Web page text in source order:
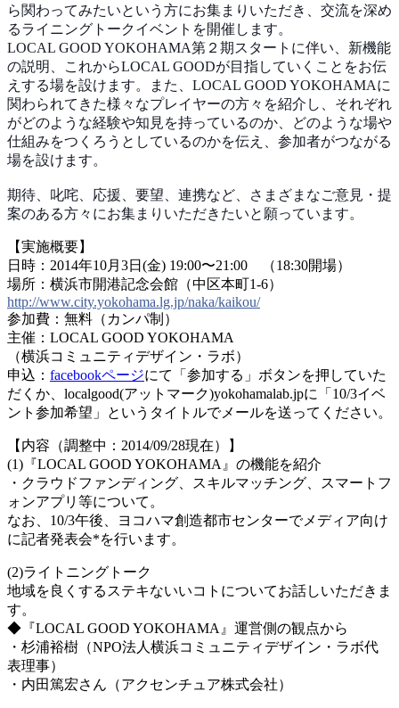
ら関わってみたいという方にお集まりいただき、交流を深め
るライニングトークイベントを開催します。
LOCAL GOOD YOKOHAMA第２期スタートに伴い、新機能
の説明、
これからLOCAL GOODが目指していくことをお伝
えする場を設けます。
また、LOCAL GOOD YOKOHAMAに
関わられてきた様々なプレイヤーの方々を紹介し、それぞれ
がどのような経験や知見を持っているのか、どのような場や
仕組みをつくろうとしているのかを伝え、参加者がつながる
場を設けます。
期待、叱咤、応援、要望、連携など、さまざまなご意見・ 提
案のある方々にお集まりいただきたいと願っています。
【実施概要】
日時：2014年10月3日(金) 19:00〜21:00 （18:30開場）
場所：横浜市開港記念会館（中区本町1-6）
http://www.city.yokohama.lg.jp/naka/kaikou/
参加費：無料（カンパ制）
主催：LOCAL GOOD YOKOHAMA
（横浜コミュニティデザイン・ラボ）
申込： facebookページにて「参加する」ボタンを押していた
だく か、localgood(アットマーク)yokohamalab.jpに「10/3イベ
ント参加希望」というタイトルでメールを送ってください。
【内容（調整中：2014/09/28現在）】
(1)『LOCAL GOOD YOKOHAMA』の機能を紹介
・クラウドファンディング、スキルマッチング、スマート フ
ォンアプリ等について。
なお、10/3午後、ヨコハマ創造都市センターでメディア向け
に記者発表会*を行います。
(2)ライトニングトーク
地域を良くするステキないいコトについてお話しいただき ま
す。
◆『LOCAL GOOD YOKOHAMA』運営側の観点から
・杉浦裕樹（NPO法人横浜コミュニティデザイン・ラボ代
表理事）
・内田篤宏さん（アクセンチュア株式会社）